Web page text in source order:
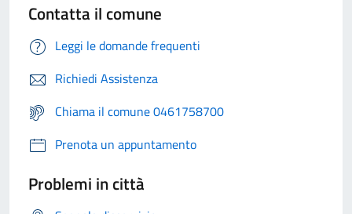
Contatta il comune
Leggi le domande frequenti
Richiedi Assistenza
Chiama il comune 0461758700
Prenota un appuntamento
Problemi in città